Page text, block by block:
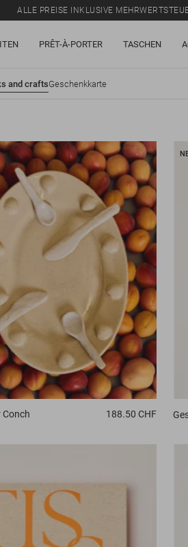
ALLE PREISE INKLUSIVE
PRÊT-À-PORTER TASCHEN
and craftsGeschenkkarte
Conch 188.50 CHF